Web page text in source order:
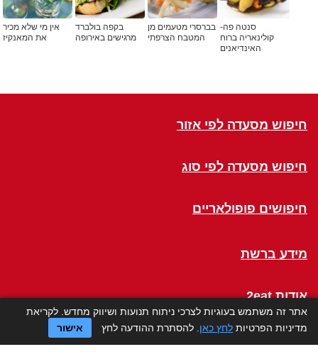
סנטה פה-
קולינאריה ברוח
האינדיאנים
בברסרי מטעמים מן
המטבח הצרפתי
בקפה בולברד
מרגישים באירופה
אין מי שלא מכיר
את המאנקיז
חיפוש מסעדה לפי אזור
חיפוש מסעדה לפי סוג
חיפושים פופולאריים
מידע ברשת
אודות 2eat
Click a Table
אתר זה משתמש בעוגיות לצרכי ניתוח תנועות ושיווק מחדש. לקריאת
מדיניות הפרטיות לחץ כאן . להסתרת ההודעה לחץ אישור